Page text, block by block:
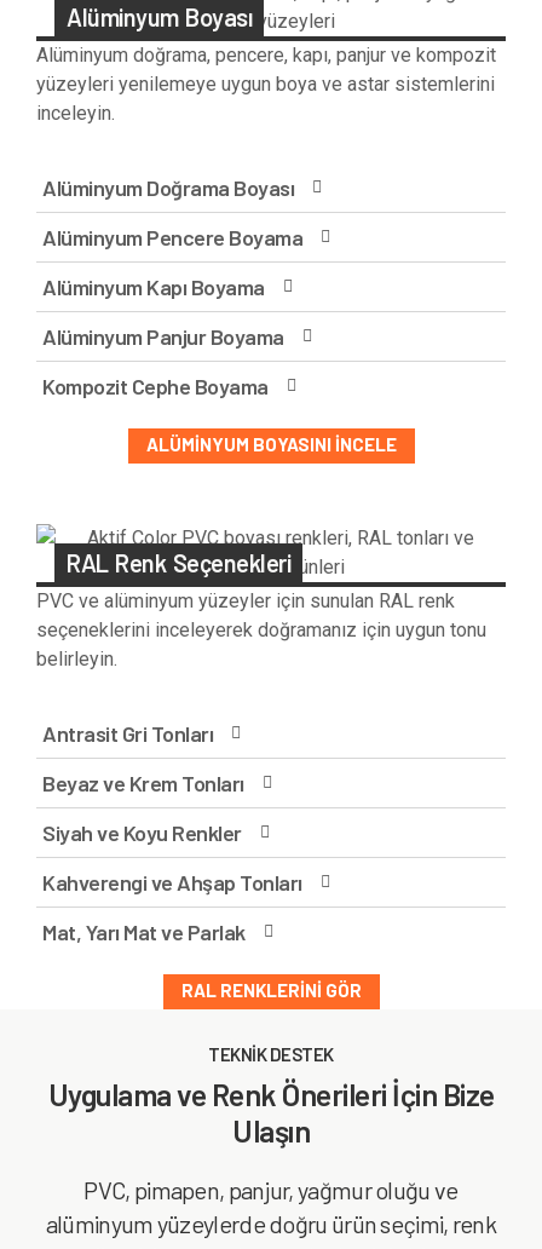
Alüminyum Boyası
Alüminyum doğrama, pencere, kapı, panjur ve kompozit
yüzeyleri yenilemeye uygun boya ve astar sistemlerini
inceleyin.
Alüminyum Doğrama Boyası
Alüminyum Pencere Boyama
Alüminyum Kapı Boyama
Alüminyum Panjur Boyama
Kompozit Cephe Boyama
ALÜMINYUM BOYASINI İNCELE
RAL Renk Seçenekleri
PVC ve alüminyum yüzeyler için sunulan RAL renk
seçeneklerini inceleyerek doğramanız için uygun tonu
belirleyin.
Antrasit Gri Tonları
Beyaz ve Krem Tonları
Siyah ve Koyu Renkler
Kahverengi ve Ahşap Tonları
Mat, Yarı Mat ve Parlak
RAL RENKLERINI GÖR
TEKNİK DESTEK
Uygulama ve Renk Önerileri İçin Bize
Ulaşın
PVC, pimapen, panjur, yağmur oluğu ve
alüminyum yüzeylerde doğru ürün seçimi, renk